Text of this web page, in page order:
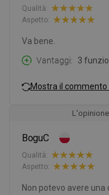
Qualità:
Aspetto:
Va bene.
Vantaggi
3
Mostra il commento
BoguC
Qualità:
Aspetto:
Non potevo avere